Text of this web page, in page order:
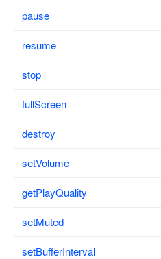
pause
resume
stop
fullScreen
destroy
setVolume
getPlayQuality
setMuted
setBufferInterval